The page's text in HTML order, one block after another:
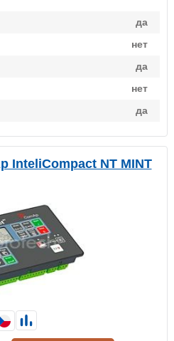
да
нет
да
нет
да
InteliCompact NT MINT